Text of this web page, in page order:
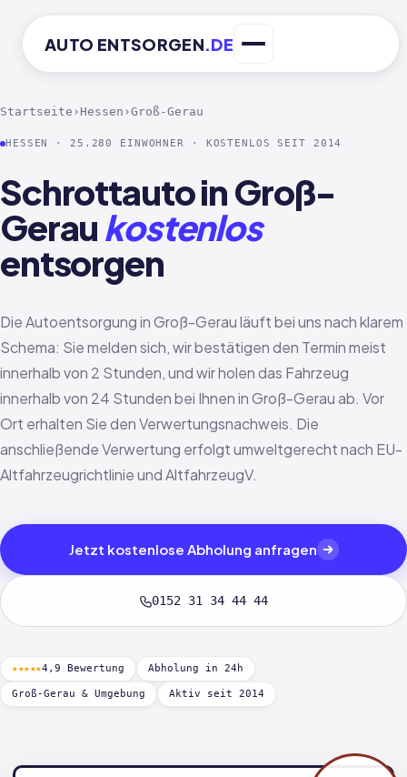
AUTO ENTSORGEN.DE
Startseite › Hessen ›Groß-Gerau
HESSEN · 25.280 EINWOHNER · KOSTENLOS SEIT 2014
Schrottauto in Groß-
Geraukostenlos
entsorgen
Die Autoentsorgung in Groß-Gerau läuft bei uns nach klarem
Schema: Sie melden sich, wir bestätigen den Termin meist
innerhalb von 2 Stunden, und wir holen das Fahrzeug
innerhalb von 24 Stunden bei Ihnen in Groß-Gerau ab. Vor
Ort erhalten Sie den Verwertungsnachweis. Die
anschließende Verwertung erfolgt umweltgerecht nach EU-
Altfahrzeugrichtlinie und AltfahrzeugV.
Jetzt kostenlose Abholung anfragen
0152 31 34 44 44
★★★★★4,9 Bewertung Abholung in 24h
Groß-Gerau & Umgebung Aktiv seit 2014